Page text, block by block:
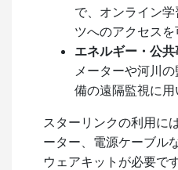
で、オンライン
ツへのアクセスを
エネルギー・公共
メーターや河川
備の遠隔監視に用
スターリンクの利用に
ーター、電源ケーブル
ウェアキットが必要で